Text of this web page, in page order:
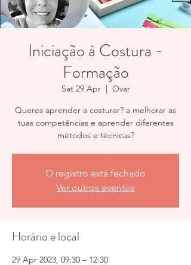
Iniciação à Costura -
Formação
Sat 29 Apr
  |
Ovar
Queres aprender a costurar? a melhorar as
tuas competências e aprender diferentes
métodos e técnicas?
O registro está fechado
Ver outros eventos
Horário e local
29 Apr 2023, 09:30 – 12:30